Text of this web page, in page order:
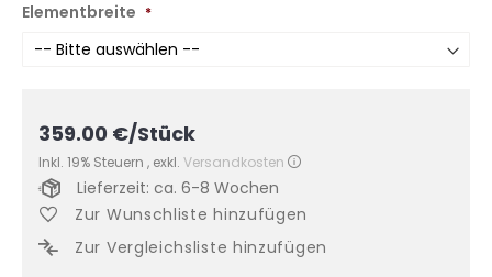
Elementbreite
359.00 €/Stück
Inkl. 19% Steuern , exkl. Versandkosten
Lieferzeit: ca. 6-8 Wochen
Zur Wunschliste hinzufügen
Zur Vergleichsliste hinzufügen